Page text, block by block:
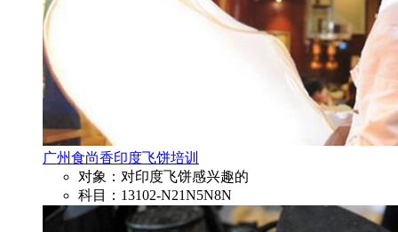
广州食尚香印度飞饼培训
对象：对印度飞饼感兴趣的
科目：13102-N21N5N8N